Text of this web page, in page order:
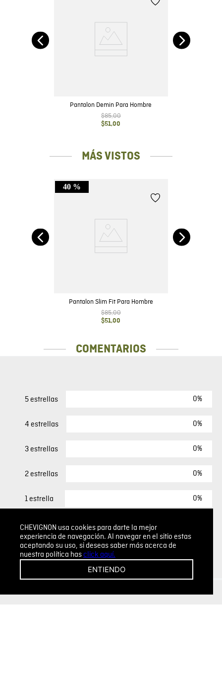
CHEVIGNON usa cookies para darte la mejor
experiencia de navegación. Al navegar en el sitio estas
aceptando su uso, si deseas saber más acerca de
nuestra política hasclick aquí.
ENTIENDO
Pantalon Demin Para Hombre
$85,00
$51,00
MÁS VISTOS
40 %
Pantalon Slim Fit Para Hombre
$85,00
$51,00
COMENTARIOS
5 estrellas 0%
4 estrellas 0%
3 estrellas 0%
2 estrellas 0%
1 estrella 0%
ESCRIBIR UN COMENTARIO
Agregar comentario
Sin comentarios.